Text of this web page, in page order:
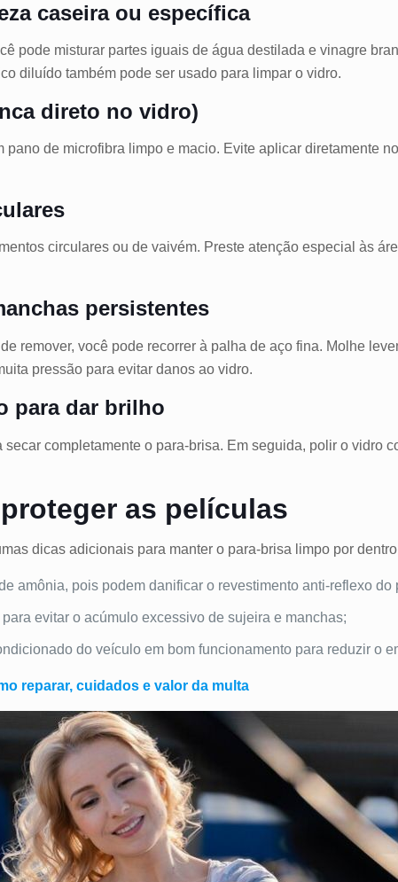
caseira ou específica
pode misturar partes iguais de água destilada e vinagre
diluído também pode ser usado para limpar o vidro.
direto no vidro)
de microfibra limpo e macio. Evite aplicar diretamente
circulares ou de vaivém. Preste atenção especial às
persistentes
remover, você pode recorrer à palha de aço fina. Molhe
pressão para evitar danos ao vidro.
para dar brilho
completamente o para-brisa. Em seguida, polir o vidro
as películas
dicas adicionais para manter o para-brisa limpo por
amônia, pois podem danificar o revestimento anti-reflexo do
evitar o acúmulo excessivo de sujeira e manchas;
do veículo em bom funcionamento para reduzir o
reparar, cuidados e valor da multa